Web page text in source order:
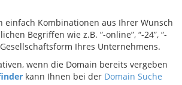
einfach Kombinationen aus Ihrer Wunsch
Begriffen wie z.B. “-online”, “-24”, “-
Ihres Unternehmens.
wenn die Domain bereits vergeben
kann Ihnen bei der Domain Suche